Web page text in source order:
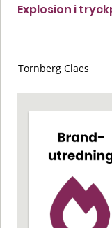
Explosion i
Tornberg Claes